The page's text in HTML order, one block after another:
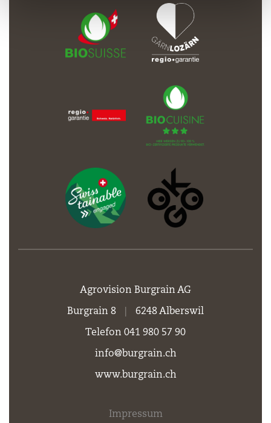
Agrovision Burgrain AG
Burgrain 8 6248 Alberswil
Telefon 041 980 57 90
info@burgrain.ch
www.burgrain.ch
Impressum